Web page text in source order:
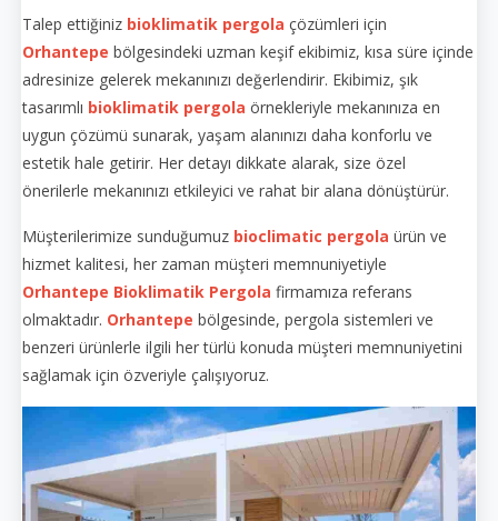
Talep ettiğiniz bioklimatik pergola çözümleri için
Orhantepe bölgesindeki uzman keşif ekibimiz, kısa süre içinde
adresinize gelerek mekanınızı değerlendirir. Ekibimiz, şık
tasarımlı bioklimatik pergola örnekleriyle mekanınıza en
uygun çözümü sunarak, yaşam alanınızı daha konforlu ve
estetik hale getirir. Her detayı dikkate alarak, size özel
önerilerle mekanınızı etkileyici ve rahat bir alana dönüştürür.
Müşterilerimize sunduğumuz bioclimatic pergola ürün ve
hizmet kalitesi, her zaman müşteri memnuniyetiyle
Orhantepe Bioklimatik Pergola firmamıza referans
olmaktadır. Orhantepe bölgesinde, pergola sistemleri ve
benzeri ürünlerle ilgili her türlü konuda müşteri memnuniyetini
sağlamak için özveriyle çalışıyoruz.